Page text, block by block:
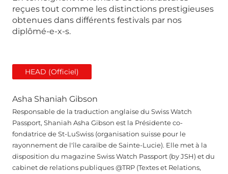
reçues tout comme les distinctions prestigieuses
obtenues dans différents festivals par nos
diplômé-e-x-s.
HEAD (Officiel)
Asha Shaniah Gibson
Responsable de la traduction anglaise du Swiss Watch
Passport, Shaniah Asha Gibson est la Présidente co-
fondatrice de St-LuSwiss (organisation suisse pour le
rayonnement de l'île caraïbe de Sainte-Lucie). Elle met à la
disposition du magazine Swiss Watch Passport (by JSH) et du
cabinet de relations publiques @TRP (Textes et Relations,